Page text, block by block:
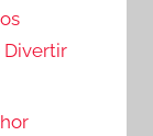
Divertir